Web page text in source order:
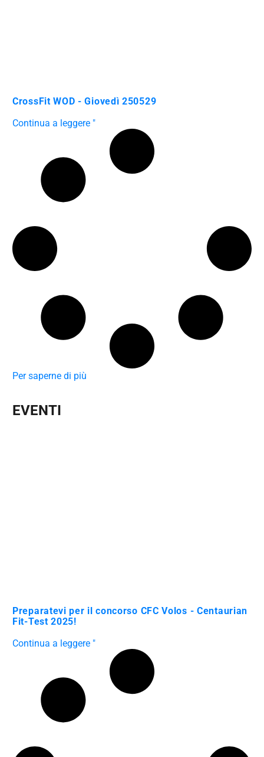
CrossFit WOD - Giovedì 250529
Continua a leggere "
Per saperne di più
EVENTI
Preparatevi per il concorso CFC Volos - Centaurian
Fit-Test 2025!
Continua a leggere "